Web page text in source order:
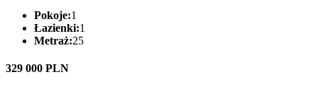
Pokoje:1
Łazienki:1
Metraż:25
329 000 PLN